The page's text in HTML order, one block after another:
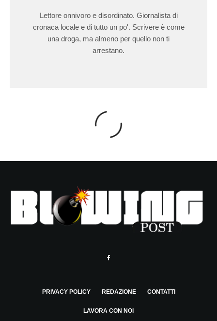
Lettore onnivoro e disordinato. Giornalista di
cronaca locale e di tutto un po'. Scrivere è come
una droga, ma almeno per quello non ti
arrestano.
PRIVACY POLICY REDAZIONE CONTATTI
LAVORA CON NOI